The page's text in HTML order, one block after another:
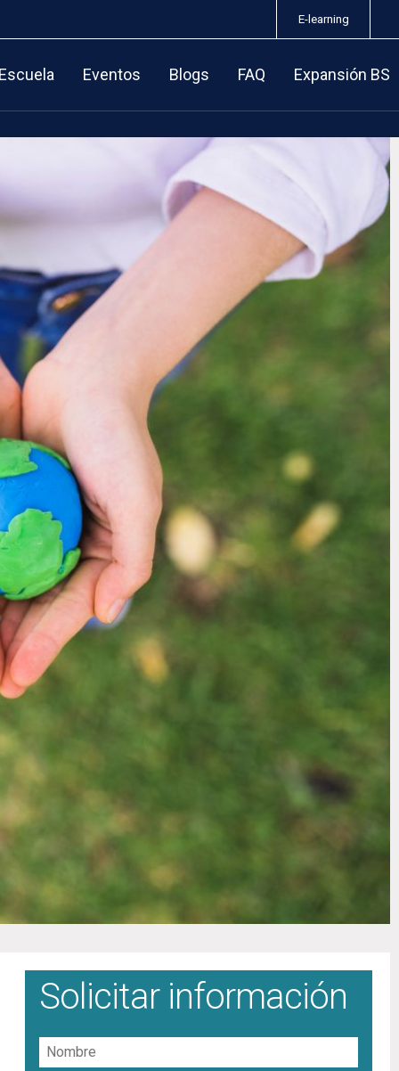
E-learning
Eventos Blogs FAQ Expansión BS
Solicitar información
Nombre